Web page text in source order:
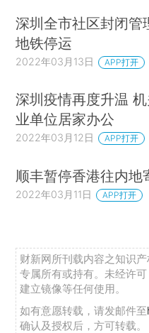
深圳全市社区封闭管
地铁停运
2022年03月13日 APP打开
深圳疫情再度升温
业单位居家办公
2022年03月12日 APP打开
顺丰暂停香港往内地
2022年03月11日 APP打开
财新网所刊载内容之知识
专属所有或持有。未经许
建立镜像等任何使用。
如有意愿转载，请发邮件至
确认及授权后，方可转载。